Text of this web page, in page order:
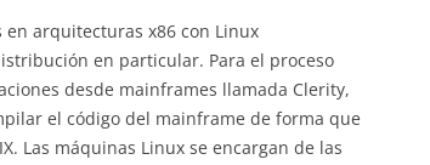
en arquitecturas x86 con Linux
en particular. Para el proceso
desde mainframes llamada Clerity,
el código del mainframe de forma que
Las máquinas Linux se encargan de las